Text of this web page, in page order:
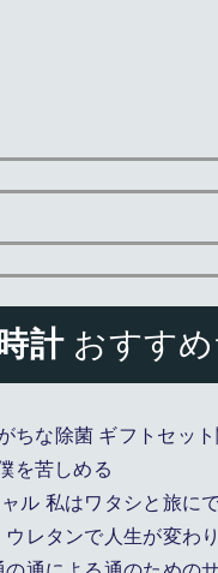
計おすすめ
ちな除菌 ギフトセッ
を苦しめる
ル 私はワタシと旅にで
レタンで人生が変わ